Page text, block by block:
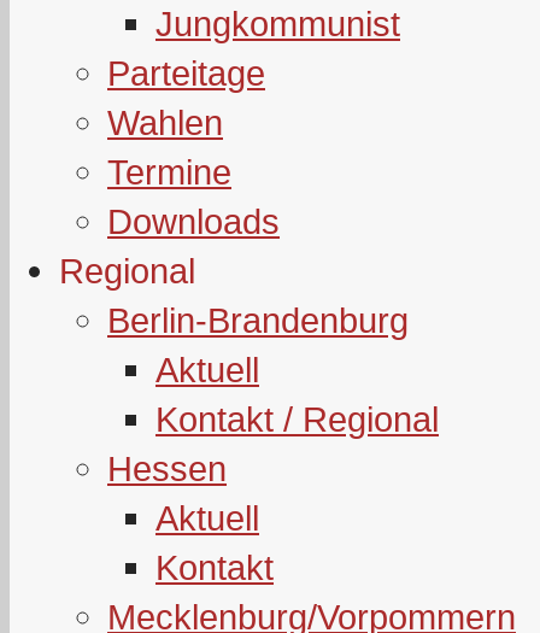
Jungkommunist
Parteitage
Wahlen
Termine
Downloads
Regional
Berlin-Brandenburg
Aktuell
Kontakt / Regional
Hessen
Aktuell
Kontakt
Mecklenburg/Vorpommern